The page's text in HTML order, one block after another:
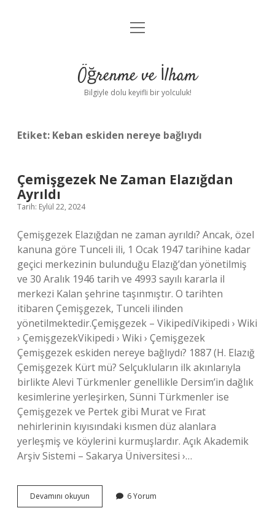
Anasayfa
Yasal Uyarı
menüyü
Öğrenme ve İlham
Bilgiyle dolu keyifli bir yolculuk!
Etiket: Keban eskiden nereye bağlıydı
Çemişgezek Ne Zaman Elazığdan
Ayrıldı
Tarih: Eylül 22, 2024
Çemişgezek Elazığdan ne zaman ayrıldı? Ancak, özel
kanuna göre Tunceli ili, 1 Ocak 1947 tarihine kadar
geçici merkezinin bulunduğu Elazığ’dan yönetilmiş
ve 30 Aralık 1946 tarih ve 4993 sayılı kararla il
merkezi Kalan şehrine taşınmıştır. O tarihten
itibaren Çemişgezek, Tunceli ilinden
yönetilmektedir.Çemişgezek – VikipediVikipedi › Wiki
› ÇemişgezekVikipedi › Wiki › Çemişgezek
Çemişgezek eskiden nereye bağlıydı? 1887 (H. Elazığ
Çemişgezek Kürt mü? Selçukluların ilk akınlarıyla
birlikte Alevi Türkmenler genellikle Dersim’in dağlık
kesimlerine yerleşirken, Sünni Türkmenler ise
Çemişgezek ve Pertek gibi Murat ve Fırat
nehirlerinin kıyısındaki kısmen düz alanlara
yerleşmiş ve köylerini kurmuşlardır. Açık Akademik
Arşiv Sistemi – Sakarya Üniversitesi ›…
Devamını okuyun Çemişgezek
Ne
6 Yorum